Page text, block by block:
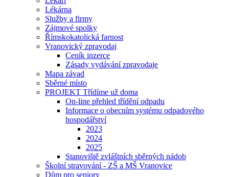
Lékárna
Služby a firmy
Zájmové spolky
Římskokatolická farnost
Vranovický zpravodaj
Ceník inzerce
Zásady vydávání zpravodaje
Mapa závad
Sběrné místo
PROJEKT Třídíme už doma
On-line přehled třídění odpadu
Informace o obecním systému odpadového
hospodářství
2023
2024
2025
Stanoviště zvláštních sběrných nádob
Školní stravování - ZŠ a MŠ Vranovice
Dům pro seniory